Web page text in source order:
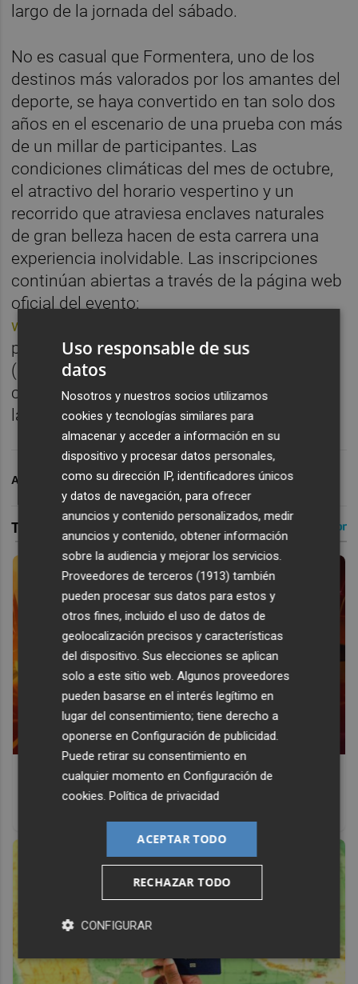
largo de la jornada del sábado.
No es casual que Formentera, uno de los
destinos más valorados por los amantes del
deporte, se haya convertido en tan solo dos
años en el escenario de una prueba con más
de un millar de participantes. Las
condiciones climáticas del mes de octubre,
el atractivo del horario vespertino y un
recorrido que atraviesa enclaves naturales
de gran belleza hacen de esta carrera una
experiencia inolvidable. Las inscripciones
continúan abiertas a través de la página web
oficial del evento:
www.15kformenterasunsetrun.com
plazas son limitadas para ambas distancias
(15K y 5K), en una oportunidad única para
correr en un entorno incomparable como es
la isla de Formentera.
ARCHIVADO EN POLIDEPORTIVO
Corepunk MMORPG
Un verdadero MMORPG de la vieja escuela ¡Cómo los de
Uso responsable de sus
datos
Nosotros y nuestros socios utilizamos
cookies y tecnologías similares para
almacenar y acceder a información en su
dispositivo y procesar datos personales,
como su dirección IP, identificadores únicos
y datos de navegación, para ofrecer
anuncios y contenido personalizados, medir
anuncios y contenido, obtener información
sobre la audiencia y mejorar los servicios.
Proveedores de terceros (1913) también
pueden procesar sus datos para estos y
otros fines, incluido el uso de datos de
geolocalización precisos y características
del dispositivo. Sus elecciones se aplican
solo a este sitio web. Algunos proveedores
pueden basarse en el interés legítimo en
lugar del consentimiento; tiene derecho a
oponerse enConfiguración de publicidad.
Puede retirar su consentimiento en
cualquier momento enConfiguración de
cookies.Política de privacidad
ACEPTAR TODO
RECHAZAR TODO
CONFIGURAR